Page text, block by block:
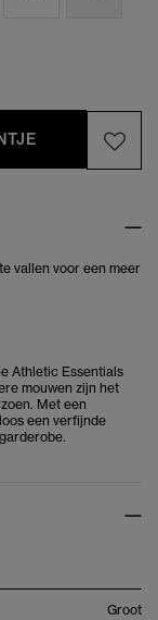
vallen voor een meer
Athletic Essentials
mouwen zijn het
Met een
een verfijnde
Groot